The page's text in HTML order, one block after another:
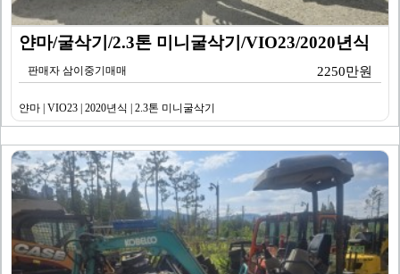
얀마/굴삭기/2.3톤 미니굴삭기/VIO23/2020년식
판매자 삼이중기매매 2250만원
얀마 | VIO23 | 2020년식 | 2.3톤 미니굴삭기